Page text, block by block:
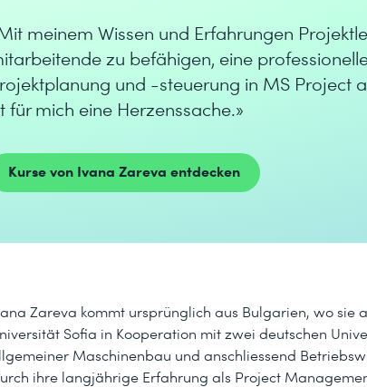
meinem Wissen und Erfahrungen
zu befähigen, eine
und -steuerung in MS Project
für mich eine Herzenssache.»
Kurse von Ivana Zareva entdecken
Zareva kommt ursprünglich aus Bulgarien, wo sie
Sofia in Kooperation mit zwei deutschen
Maschinenbau und anschliessend
ihre langjährige Erfahrung als Project